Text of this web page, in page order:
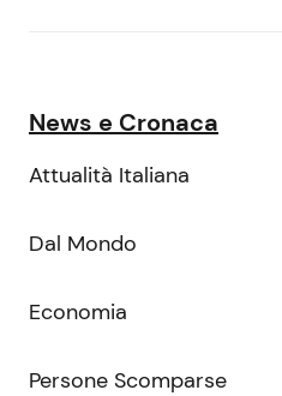
News e Cronaca
Attualità Italiana
Dal Mondo
Economia
Persone Scomparse